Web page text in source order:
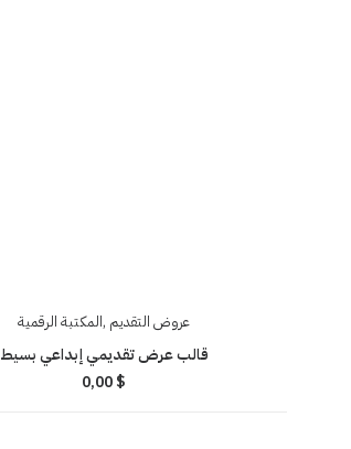
عروض التقديم ,المكتبة الرقمية
قالب عرض تقديمي إبداعي بسيط
0,00$